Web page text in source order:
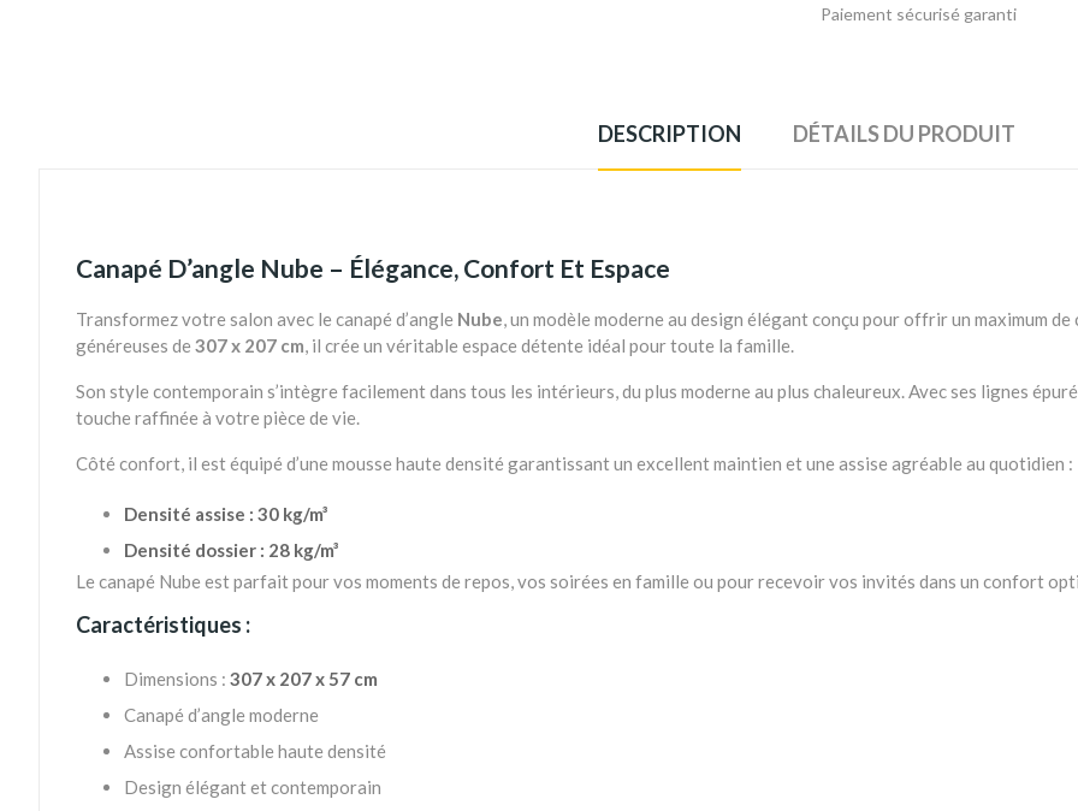
Paiement sécurisé garanti
DESCRIPTION DÉTAILS DU PRODUIT
Canapé D’angle Nube – Élégance, Confort Et Espace
Transformez votre salon avec le canapé d’angle Nube, un modèle moderne au design élégant conçu pour offrir un maximum
généreuses de 307 x 207 cm, il crée un véritable espace détente idéal pour toute la famille.
Son style contemporain s’intègre facilement dans tous les intérieurs, du plus moderne au plus chaleureux. Avec ses lignes
touche raffinée à votre pièce de vie.
Côté confort, il est équipé d’une mousse haute densité garantissant un excellent maintien et une assise agréable au quotidien :
Densité assise : 30 kg/m³
Densité dossier : 28 kg/m³
Le canapé Nube est parfait pour vos moments de repos, vos soirées en famille ou pour recevoir vos invités dans un confort
Caractéristiques :
Dimensions : 307 x 207 x 57 cm
Canapé d’angle moderne
Assise confortable haute densité
Design élégant et contemporain